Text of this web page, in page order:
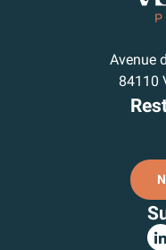
Avenue
84110